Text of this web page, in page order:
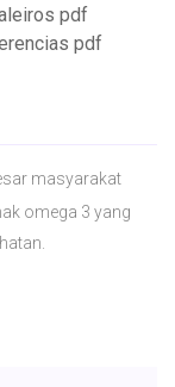
pdf
pdf
masyarakat
omega 3 yang